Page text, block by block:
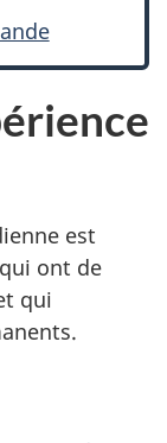
est
ont de
qui